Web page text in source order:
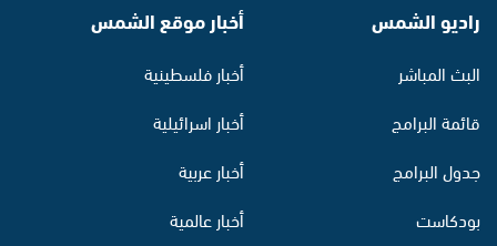
راديو الشمس
البث المباشر
قائمة البرامج
جدول البرامج
بودكاست
أخبار موقع الشمس
أخبار فلسطينية
أخبار اسرائيلية
أخبار عربية
أخبار عالمية